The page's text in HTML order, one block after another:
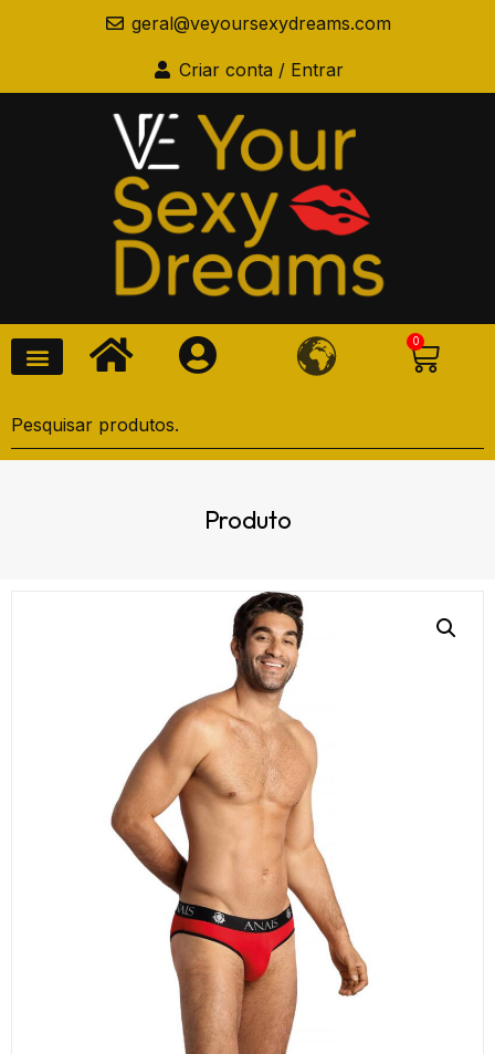
geral@veyoursexydreams.com
Criar conta / Entrar
0
Produto